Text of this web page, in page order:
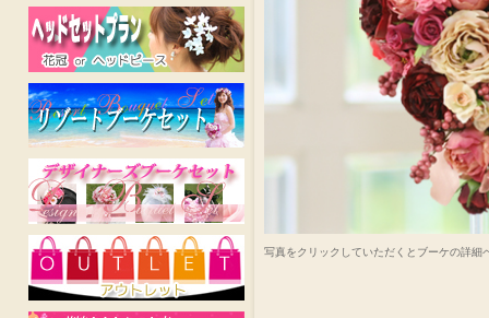
写真をクリックしていただくとブーケの詳細